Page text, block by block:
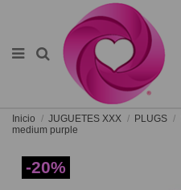
Inicio JUGUETES XXX PLUGS
medium purple
-20%